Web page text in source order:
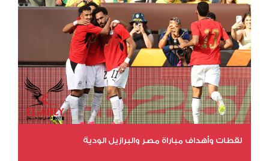
لقطات وأهداف مباراة مصر والبرازيل الودية